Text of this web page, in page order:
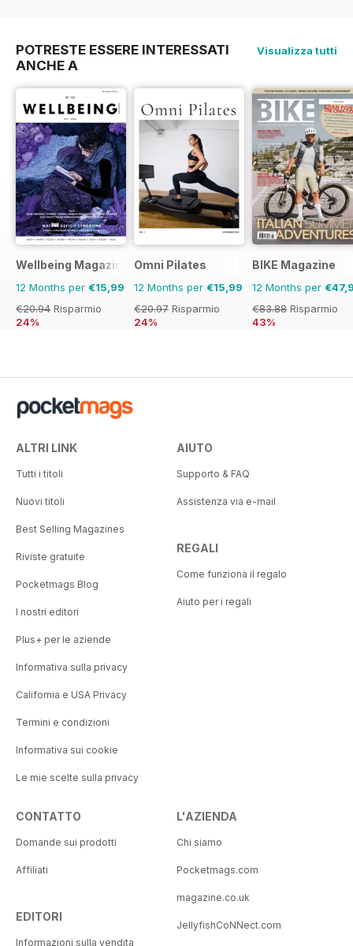
POTRESTE ESSERE INTERESSATI
ANCHE A
Visualizza tutti
Wellbeing Magazine
12 Months per €15,99
€20.94 Risparmio
24%
Omni Pilates
12 Months per €15,99
€20.97 Risparmio
24%
BIKE Magazine
12 Months per
€83.88 Risparmio
43%
ALTRI LINK
Tutti i titoli
Nuovi titoli
Best Selling Magazines
Riviste gratuite
Pocketmags Blog
I nostri editori
Plus+ per le aziende
Informativa sulla privacy
California e USA Privacy
Termini e condizioni
Informativa sui cookie
Le mie scelte sulla privacy
AIUTO
Supporto & FAQ
Assistenza via e-mail
REGALI
Come funziona il regalo
Aiuto per i regali
CONTATTO
Domande sui prodotti
Affiliati
EDITORI
Informazioni sulla vendita
L'AZIENDA
Chi siamo
Pocketmags.com
magazine.co.uk
JellyfishCoNNect.com